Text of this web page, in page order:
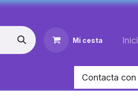
Mi cesta
MEDIANO PARA PERRO
Contacta